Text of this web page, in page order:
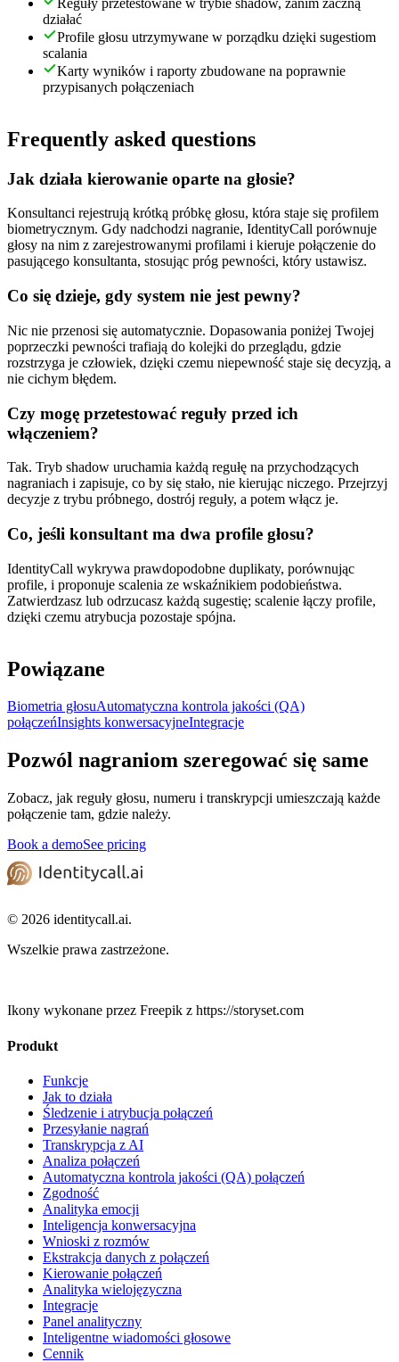
działać
Profile głosu utrzymywane w porządku dzięki sugestiom
scalania
Karty wyników i raporty zbudowane na poprawnie
przypisanych połączeniach
Frequently asked questions
Jak działa kierowanie oparte na głosie?
Konsultanci rejestrują krótką próbkę głosu, która staje się profilem
biometrycznym. Gdy nadchodzi nagranie, IdentityCall porównuje
głosy na nim z zarejestrowanymi profilami i kieruje połączenie do
pasującego konsultanta, stosując próg pewności, który ustawisz.
Co się dzieje, gdy system nie jest pewny?
Nic nie przenosi się automatycznie. Dopasowania poniżej Twojej
poprzeczki pewności trafiają do kolejki do przeglądu, gdzie
rozstrzyga je człowiek, dzięki czemu niepewność staje się decyzją, a
nie cichym błędem.
Czy mogę przetestować reguły przed ich
włączeniem?
Tak. Tryb shadow uruchamia każdą regułę na przychodzących
nagraniach i zapisuje, co by się stało, nie kierując niczego. Przejrzyj
decyzje z trybu próbnego, dostrój reguły, a potem włącz je.
Co, jeśli konsultant ma dwa profile głosu?
IdentityCall wykrywa prawdopodobne duplikaty, porównując
profile, i proponuje scalenia ze wskaźnikiem podobieństwa.
Zatwierdzasz lub odrzucasz każdą sugestię; scalenie łączy profile,
dzięki czemu atrybucja pozostaje spójna.
Powiązane
Biometria głosuAutomatyczna kontrola jakości (QA)
połączeńInsights konwersacyjneIntegracje
Pozwól nagraniom szeregować się same
Zobacz, jak reguły głosu, numeru i transkrypcji umieszczają każde
połączenie tam, gdzie należy.
Book a demoSee pricing
© 2026 identitycall.ai.
Wszelkie prawa zastrzeżone.
Ikony wykonane przez Freepik z https://storyset.com
Produkt
Funkcje
Jak to działa
Śledzenie i atrybucja połączeń
Przesyłanie nagrań
Transkrypcja z AI
Analiza połączeń
Automatyczna kontrola jakości (QA) połączeń
Zgodność
Analityka emocji
Inteligencja konwersacyjna
Wnioski z rozmów
Ekstrakcja danych z połączeń
Kierowanie połączeń
Analityka wielojęzyczna
Integracje
Panel analityczny
Inteligentne wiadomości głosowe
Cennik